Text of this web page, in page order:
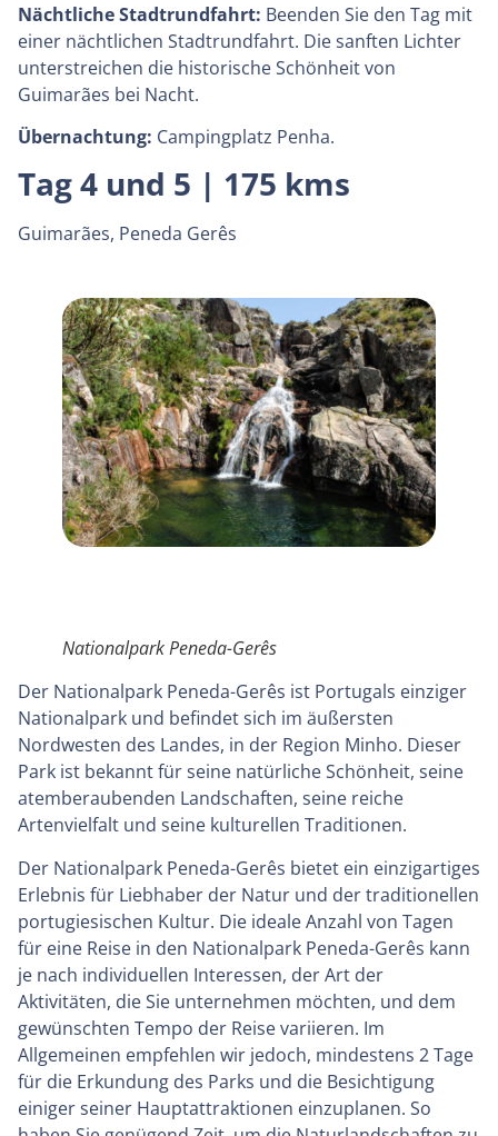
Nächtliche Stadtrundfahrt: Beenden Sie den Tag mit
einer nächtlichen Stadtrundfahrt. Die sanften Lichter
unterstreichen die historische Schönheit von
Guimarães bei Nacht.
Übernachtung: Campingplatz Penha.
Tag 4 und 5 | 175 kms
Guimarães, Peneda Gerês
Nationalpark Peneda-Gerês
Der Nationalpark Peneda-Gerês ist Portugals einziger
Nationalpark und befindet sich im äußersten
Nordwesten des Landes, in der Region Minho. Dieser
Park ist bekannt für seine natürliche Schönheit, seine
atemberaubenden Landschaften, seine reiche
Artenvielfalt und seine kulturellen Traditionen.
Der Nationalpark Peneda-Gerês bietet ein einzigartiges
Erlebnis für Liebhaber der Natur und der traditionellen
portugiesischen Kultur. Die ideale Anzahl von Tagen
für eine Reise in den Nationalpark Peneda-Gerês kann
je nach individuellen Interessen, der Art der
Aktivitäten, die Sie unternehmen möchten, und dem
gewünschten Tempo der Reise variieren. Im
Allgemeinen empfehlen wir jedoch, mindestens 2 Tage
für die Erkundung des Parks und die Besichtigung
einiger seiner Hauptattraktionen einzuplanen. So